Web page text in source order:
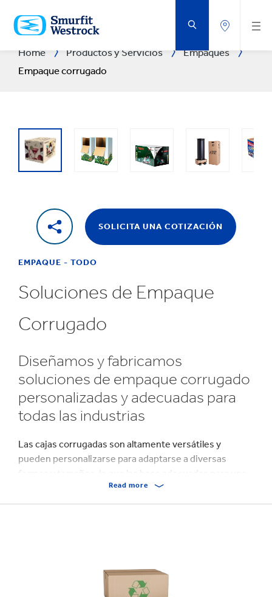
AL
CONTENIDO
PRINCIPAL
Home Productos y Servicios
Empaques
Empaque corrugado
SOLICITA UNA COTIZACIÓN
EMPAQUE - TODO
Soluciones de Empaque
Corrugado
Diseñamos y fabricamos
soluciones de empaque corrugado
personalizadas y adecuadas para
todas las industrias
Las cajas corrugadas son altamente versátiles y
pueden personalizarse para adaptarse a diversas
formas y tamaños, lo que las hace adecuadas para una
amplia gama de productos. Ya sea para proteger
Su composición ligera y capacidad para ser empacadas
planas reducen significativamente el espacio de
Read more